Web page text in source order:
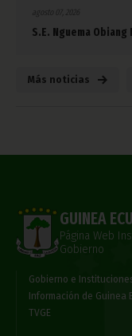
agosto 07, 2026
S.E. Nguema
Más noticias
GUINEA
Página Web
Gobierno
Gobierno e
Información de Guinea
TVGE